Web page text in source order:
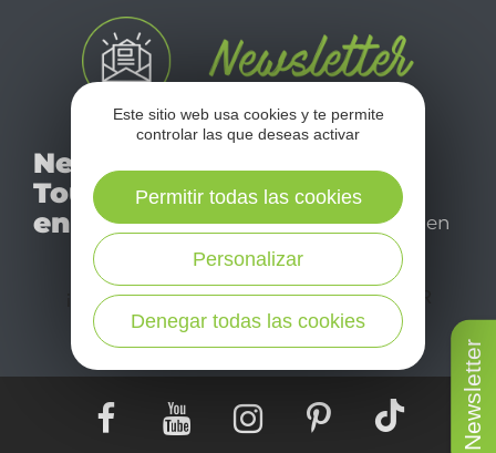
Newsletter
Newsletter
Tourismo
en Aveyron
No se pierda nuestro
mensual newsletter y
déjese inspirar para
disfrutar de su estancia en
el Aveyron.
¡SUSCRÍBASE A NUESTRO NEWSLETTER
AQUÍ!
Este sitio web usa cookies y te permite
controlar las que deseas activar
Denegar todas las cookies
Personalizar
Permitir todas las cookies